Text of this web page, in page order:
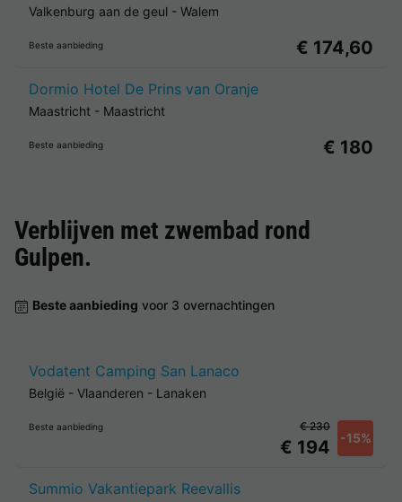
Valkenburg aan de geul - Walem
Beste aanbieding € 174,60
Dormio Hotel De Prins van Oranje
Maastricht - Maastricht
Beste aanbieding € 180
Verblijven met zwembad rond
Gulpen.
Beste aanbieding voor 3 overnachtingen
Vodatent Camping San Lanaco
België - Vlaanderen - Lanaken
Beste aanbieding
€ 194 -15%
€ 230
Summio Vakantiepark Reevallis